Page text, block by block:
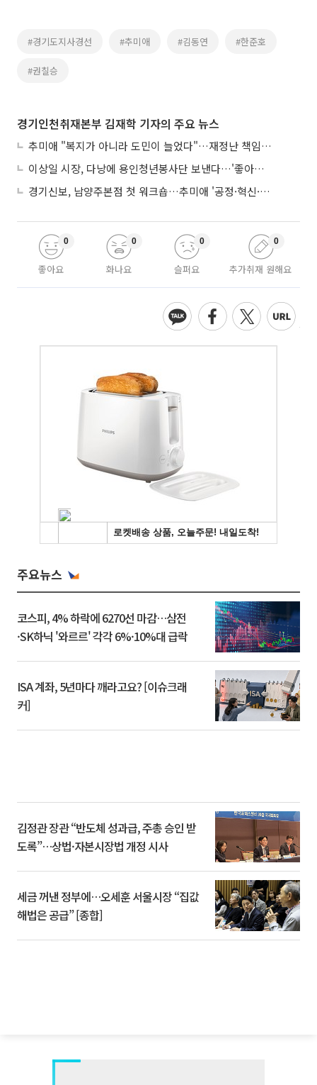
#경기도지사경선 #추미애 #김동연 #한준호
#권칠승
경기인천취재본부 김재학 기자의 주요 뉴스
추미애 "복지가 아니라 도민이 늘었다"…재정난 책임론 정면돌파
이상일 시장, 다낭에 용인청년봉사단 보낸다…'좋아용 거리' 만든다
경기신보, 남양주본점 첫 워크숍…추미애 '공정·혁신·포용' 전면 반영
좋아요
0
화나요
0
슬퍼요
0
추가취재 원해요
0
주요뉴스
코스피, 4% 하락에 6270선 마감…삼전
·SK하닉 '와르르' 각각 6%·10%대 급락
ISA 계좌, 5년마다 깨라고요? [이슈크래
커]
김정관 장관 “반도체 성과급, 주총 승인 받
도록”…상법·자본시장법 개정 시사
세금 꺼낸 정부에…오세훈 서울시장 “집값
해법은 공급” [종합]